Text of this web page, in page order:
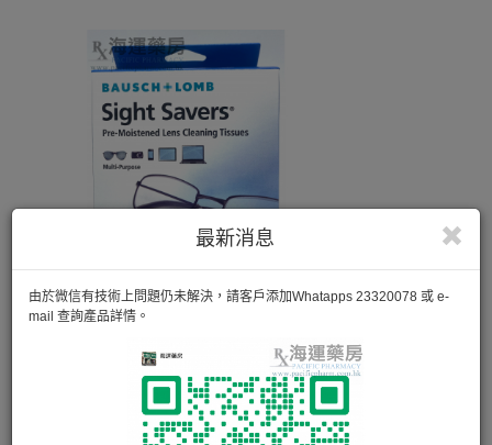
最新消息
由於微信有技術上問題仍未解決，請客戶添加Whatapps 23320078 或 e-
mail 查詢產品詳情。